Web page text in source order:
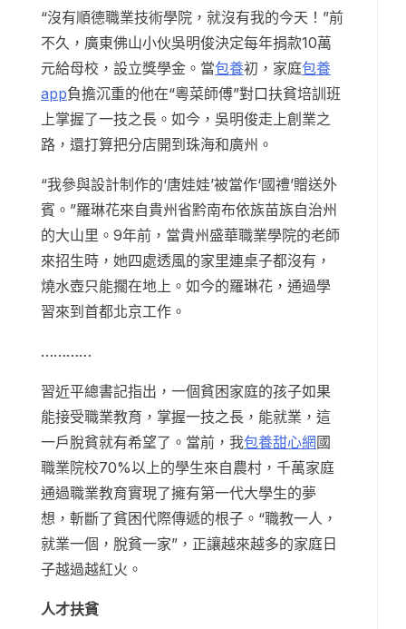
“沒有順德職業技術學院，就沒有我的今天！”前
不久，廣東佛山小伙吳明俊決定每年捐款10萬
元給母校，設立獎學金。當包養初，家庭包養
app負擔沉重的他在“粵菜師傅”對口扶貧培訓班
上掌握了一技之長。如今，吳明俊走上創業之
路，還打算把分店開到珠海和廣州。
“我參與設計制作的‘唐娃娃’被當作‘國禮’贈送外
賓。”羅琳花來自貴州省黔南布依族苗族自治州
的大山里。9年前，當貴州盛華職業學院的老師
來招生時，她四處透風的家里連桌子都沒有，
燒水壺只能擱在地上。如今的羅琳花，通過學
習來到首都北京工作。
…………
習近平總書記指出，一個貧困家庭的孩子如果
能接受職業教育，掌握一技之長，能就業，這
一戶脫貧就有希望了。當前，我包養甜心網 國
職業院校70%以上的學生來自農村，千萬家庭
通過職業教育實現了擁有第一代大學生的夢
想，斬斷了貧困代際傳遞的根子。“職教一人，
就業一個，脫貧一家”，正讓越來越多的家庭日
子越過越紅火。
人才扶貧